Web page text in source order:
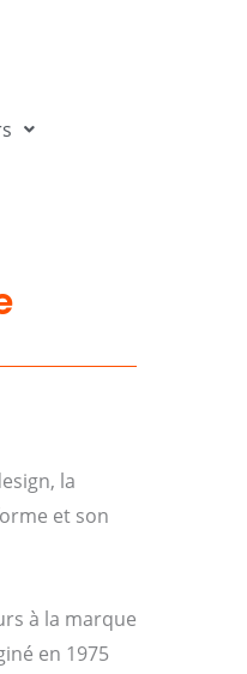
la
et son
à la marque
en 1975